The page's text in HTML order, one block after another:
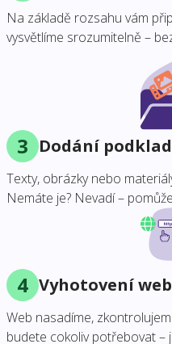
Na základě rozsahu vám
vysvětlíme srozumitelně –
3 Dodání
Texty, obrázky nebo
Nemáte je? Nevadí –
4 Vyhotovení
Web nasadíme,
budete cokoliv potřebovat –